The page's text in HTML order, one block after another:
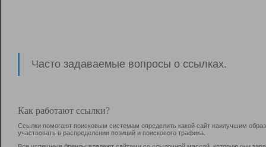
Часто задаваемые вопросы о ссылках.
Как работают ссылки?
Ссылки помогают поисковым системам определить какой сайт наилучшим
участвовать в раcпределении позиций и поискового трафика.